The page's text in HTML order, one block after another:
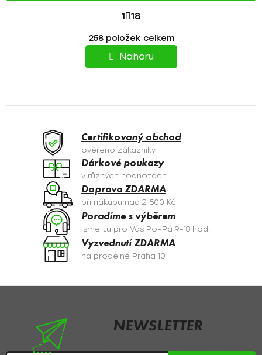
v
l
á
c
r
v
k
y
v
ý
p
i
s
u
S
T
R
Á
K
O
V
Á
N
Í
1 18
258položek celkem
Nahoru
Certifikovaný obchod
ověřeno zákazníky
Dárkové poukazy
v různých hodnotách
Doprava ZDARMA
při nákupu nad 2 500 Kč
Poradíme s výběrem
jsme tu pro Vás Po–Pá 9–18 hod.
Vyzvednutí ZDARMA
na prodejně Praha 10
NEWSLETTER